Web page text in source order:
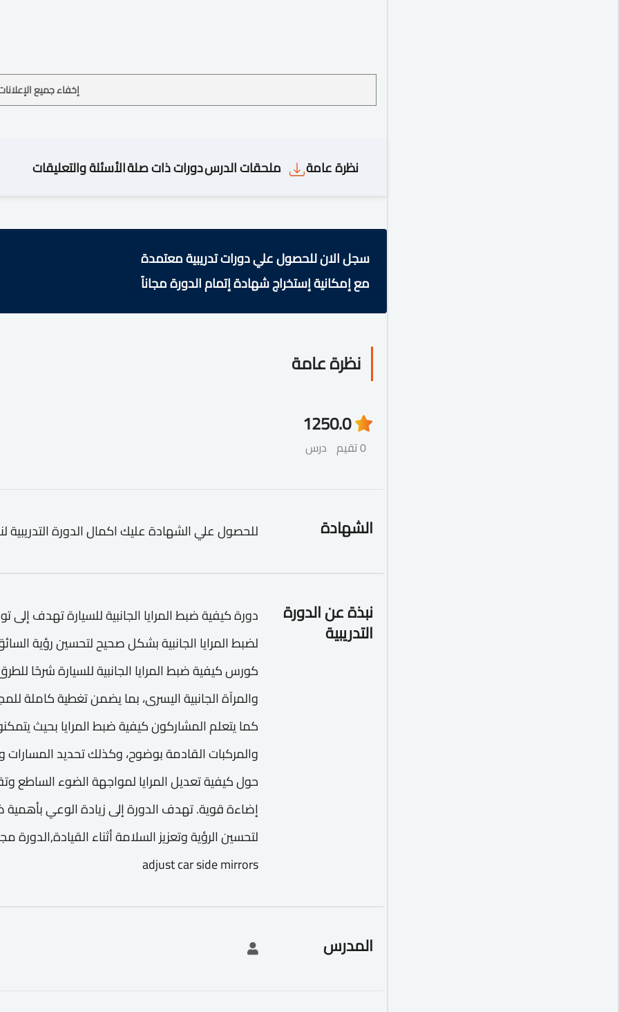
إخفاء جميع
نظرة عامة ملحقات الدرسدورات ذات صلةالأسئلة والتعليقات
سجل الان للحصول علي دورات تدريبية معتمدة
مع إمكانية إستخراج شهادة إتمام الدورة مجاناً
نظرة عامة
0.0
0 تقيم
125
درس
الشهادة للحصول علي الشهادة عليك اكمال الدورة التدريبية
نبذة عن الدورة
التدريبية
دورة كيفية ضبط المرايا الجانبية للسيارة تهدف إلى
لضبط المرايا الجانبية بشكل صحيح لتحسين رؤية
كورس كيفية ضبط المرايا الجانبية للسيارة شرحًا
والمرآة الجانبية اليسرى، بما يضمن تغطية كاملة
كما يتعلم المشاركون كيفية ضبط المرايا بحيث
والمركبات القادمة بوضوح، وكذلك تحديد
حول كيفية تعديل المرايا لمواجهة الضوء الساطع
إضاءة قوية. تهدف الدورة إلى زيادة الوعي بأهمية
adjust car side mirrors
المدرس